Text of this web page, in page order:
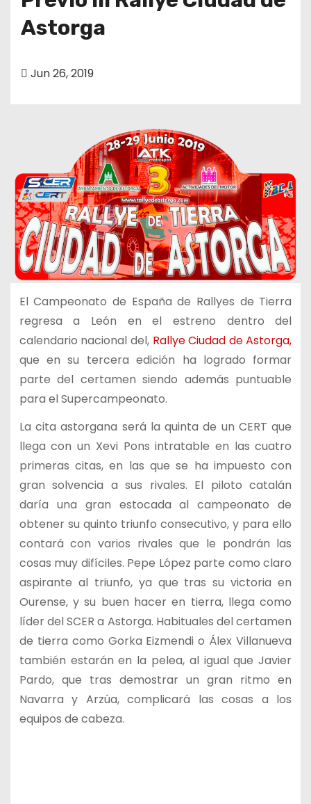
Astorga
Jun 26, 2019
El Campeonato de España de Rallyes de Tierra
regresa a León en el estreno dentro del
calendario nacional del, Rallye Ciudad de Astorga,
que en su tercera edición ha logrado formar
parte del certamen siendo además puntuable
para el Supercampeonato.
La cita astorgana será la quinta de un CERT que
llega con un Xevi Pons intratable en las cuatro
primeras citas, en las que se ha impuesto con
gran solvencia a sus rivales. El piloto catalán
daría una gran estocada al campeonato de
obtener su quinto triunfo consecutivo, y para ello
contará con varios rivales que le pondrán las
cosas muy difíciles. Pepe López parte como claro
aspirante al triunfo, ya que tras su victoria en
Ourense, y su buen hacer en tierra, llega como
líder del SCER a Astorga. Habituales del certamen
de tierra como Gorka Eizmendi o Álex Villanueva
también estarán en la pelea, al igual que Javier
Pardo, que tras demostrar un gran ritmo en
Navarra y Arzúa, complicará las cosas a los
equipos de cabeza.